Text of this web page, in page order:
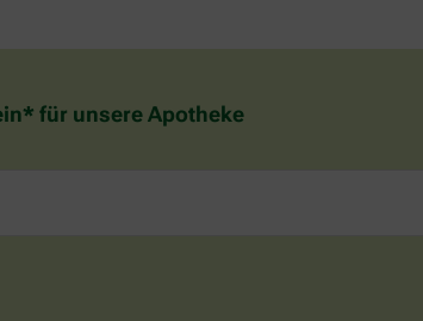
für unsere Apotheke